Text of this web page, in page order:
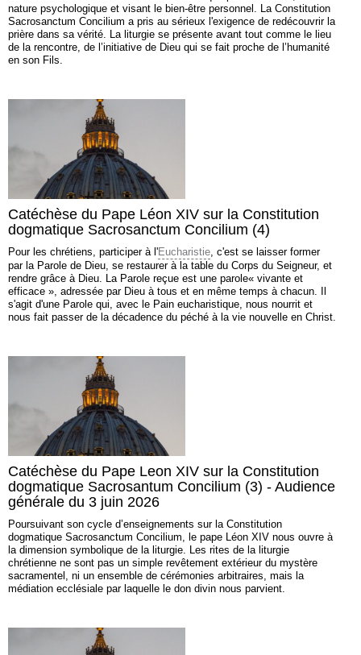
nature psychologique et visant le bien-être personnel. La Constitution
Sacrosanctum Concilium a pris au sérieux l'exigence de redécouvrir la
prière dans sa vérité. La liturgie se présente avant tout comme le lieu
de la rencontre, de l’initiative de Dieu qui se fait proche de l’humanité
en son Fils.
Catéchèse du Pape Léon XIV sur la Constitution
dogmatique Sacrosanctum Concilium (4)
Pour les chrétiens, participer à l'Eucharistie , c'est se laisser former
par la Parole de Dieu, se restaurer à la table du Corps du Seigneur, et
rendre grâce à Dieu. La Parole reçue est une parole« vivante et
efficace », adressée par Dieu à tous et en même temps à chacun. Il
s'agit d'une Parole qui, avec le Pain eucharistique, nous nourrit et
nous fait passer de la décadence du péché à la vie nouvelle en Christ.
Catéchèse du Pape Leon XIV sur la Constitution
dogmatique Sacrosantum Concilium (3) - Audience
générale du 3 juin 2026
Poursuivant son cycle d’enseignements sur la Constitution
dogmatique Sacrosanctum Concilium, le pape Léon XIV nous ouvre à
la dimension symbolique de la liturgie. Les rites de la liturgie
chrétienne ne sont pas un simple revêtement extérieur du mystère
sacramentel, ni un ensemble de cérémonies arbitraires, mais la
médiation ecclésiale par laquelle le don divin nous parvient.